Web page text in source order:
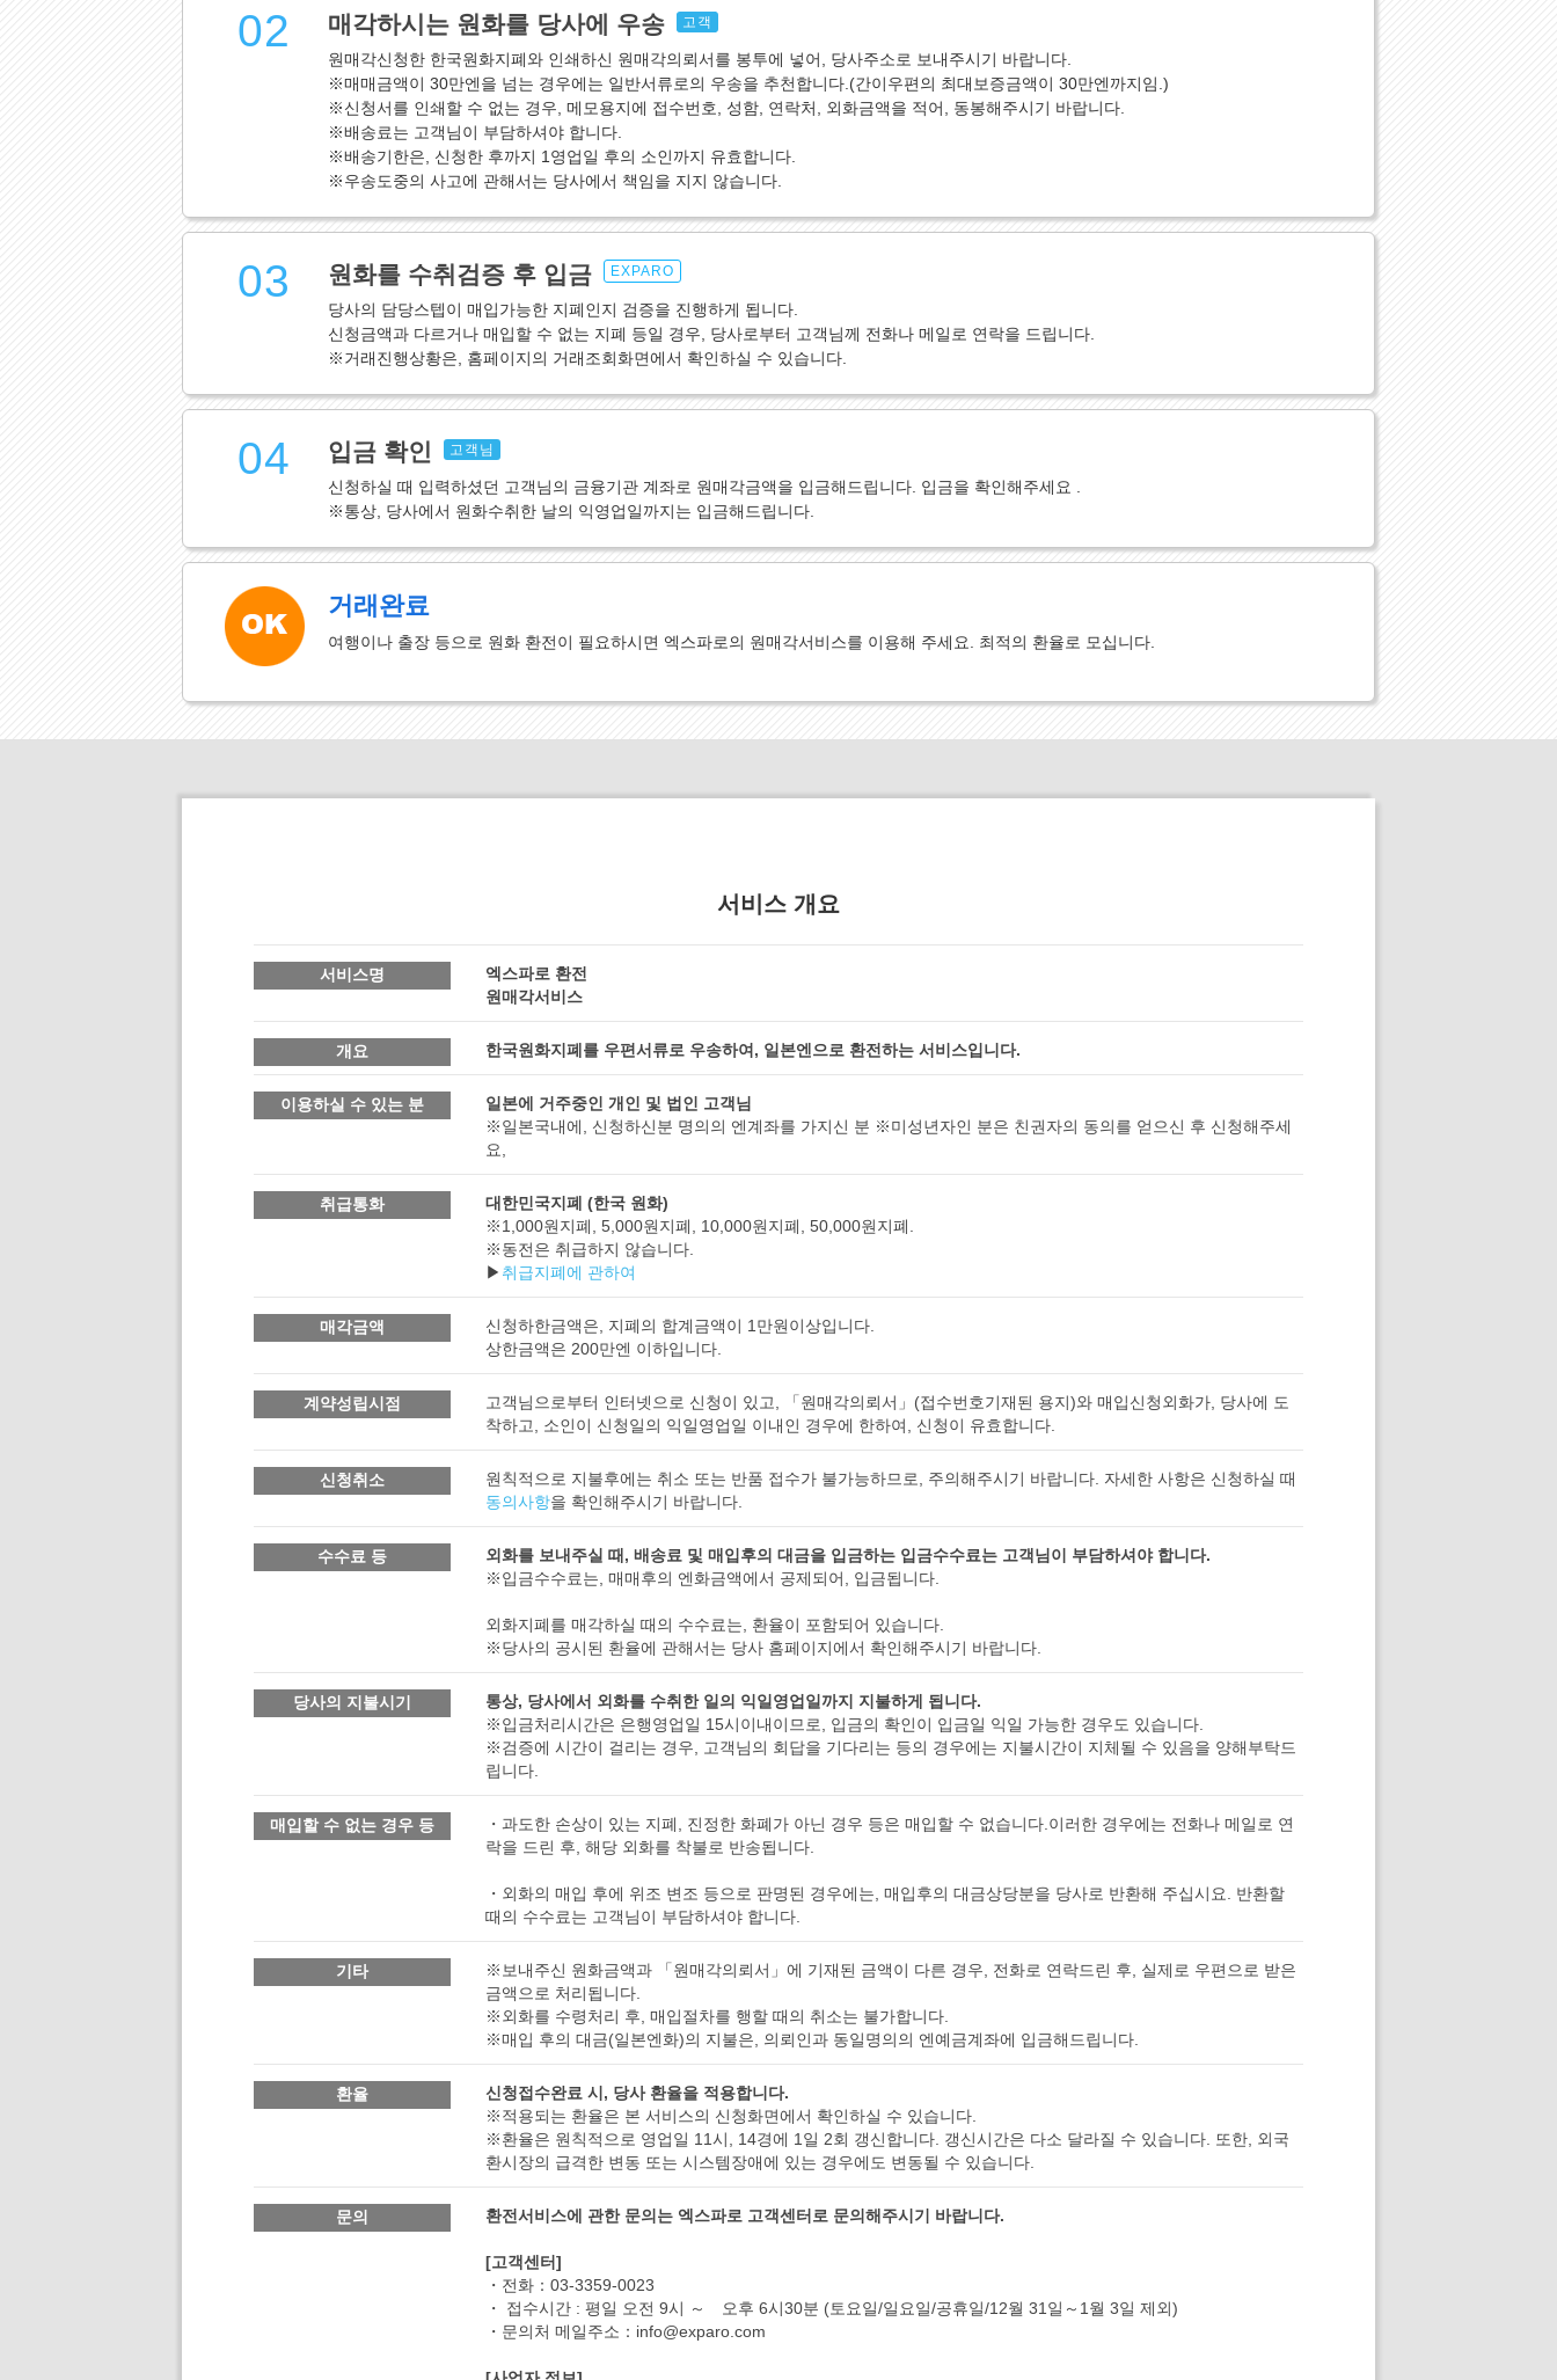
02 매각하시는 원화를 당사에 우송 고객
원매각신청한 한국원화지폐와 인쇄하신 원매각의뢰서를 봉투에 넣어, 당사주소로 보내주시기 바랍니다.
※매매금액이 30만엔을 넘는 경우에는 일반서류로의 우송을 추천합니다.(간이우편의 최대보증금액이 30만엔까지임.)
※신청서를 인쇄할 수 없는 경우, 메모용지에 접수번호, 성함, 연락처, 외화금액을 적어, 동봉해주시기 바랍니다.
※배송료는 고객님이 부담하셔야 합니다.
※배송기한은, 신청한 후까지 1영업일 후의 소인까지 유효합니다.
※우송도중의 사고에 관해서는 당사에서 책임을 지지 않습니다.
03 원화를 수취검증 후 입금 EXPARO
당사의 담당스텝이 매입가능한 지폐인지 검증을 진행하게 됩니다.
신청금액과 다르거나 매입할 수 없는 지폐 등일 경우, 당사로부터 고객님께 전화나 메일로 연락을 드립니다.
※거래진행상황은, 홈페이지의 거래조회화면에서 확인하실 수 있습니다.
04 입금 확인 고객님
신청하실 때 입력하셨던 고객님의 금융기관 계좌로 원매각금액을 입금해드립니다. 입금을 확인해주세요 .
※통상, 당사에서 원화수취한 날의 익영업일까지는 입금해드립니다.
거래완료
여행이나 출장 등으로 원화 환전이 필요하시면 엑스파로의 원매각서비스를 이용해 주세요. 최적의 환율로 모십니다.
서비스 개요
서비스명
엑스파로 환전
원매각서비스
개요 한국원화지폐를 우편서류로 우송하여, 일본엔으로 환전하는 서비스입니다.
이용하실 수 있는 분
일본에 거주중인 개인 및 법인 고객님
※일본국내에, 신청하신분 명의의 엔계좌를 가지신 분 ※미성년자인 분은 친권자의 동의를 얻으신 후 신청해주세
요,
취급통화
대한민국지폐 (한국 원화)
※1,000원지폐, 5,000원지폐, 10,000원지폐, 50,000원지폐.
※동전은 취급하지 않습니다.
▶ 취급지폐에 관하여
매각금액
신청하한금액은, 지폐의 합계금액이 1만원이상입니다.
상한금액은 200만엔 이하입니다.
계약성립시점
고객님으로부터 인터넷으로 신청이 있고, 「원매각의뢰서」(접수번호기재된 용지)와 매입신청외화가, 당사에 도
착하고, 소인이 신청일의 익일영업일 이내인 경우에 한하여, 신청이 유효합니다.
신청취소
원칙적으로 지불후에는 취소 또는 반품 접수가 불가능하므로, 주의해주시기 바랍니다. 자세한 사항은 신청하실 때
동의사항을 확인해주시기 바랍니다.
수수료 등
외화를 보내주실 때, 배송료 및 매입후의 대금을 입금하는 입금수수료는 고객님이 부담하셔야 합니다.
※입금수수료는, 매매후의 엔화금액에서 공제되어, 입금됩니다.
외화지폐를 매각하실 때의 수수료는, 환율이 포함되어 있습니다.
※당사의 공시된 환율에 관해서는 당사 홈페이지에서 확인해주시기 바랍니다.
당사의 지불시기
통상, 당사에서 외화를 수취한 일의 익일영업일까지 지불하게 됩니다.
※입금처리시간은 은행영업일 15시이내이므로, 입금의 확인이 입금일 익일 가능한 경우도 있습니다.
※검증에 시간이 걸리는 경우, 고객님의 회답을 기다리는 등의 경우에는 지불시간이 지체될 수 있음을 양해부탁드
립니다.
매입할 수 없는 경우 등
・과도한 손상이 있는 지폐, 진정한 화폐가 아닌 경우 등은 매입할 수 없습니다.이러한 경우에는 전화나 메일로 연
락을 드린 후, 해당 외화를 착불로 반송됩니다.
・외화의 매입 후에 위조 변조 등으로 판명된 경우에는, 매입후의 대금상당분을 당사로 반환해 주십시요. 반환할
때의 수수료는 고객님이 부담하셔야 합니다.
기타
※보내주신 원화금액과 「원매각의뢰서」에 기재된 금액이 다른 경우, 전화로 연락드린 후, 실제로 우편으로 받은
금액으로 처리됩니다.
※외화를 수령처리 후, 매입절차를 행할 때의 취소는 불가합니다.
※매입 후의 대금(일본엔화)의 지불은, 의뢰인과 동일명의의 엔예금계좌에 입금해드립니다.
환율
신청접수완료 시, 당사 환율을 적용합니다.
※적용되는 환율은 본 서비스의 신청화면에서 확인하실 수 있습니다.
※환율은 원칙적으로 영업일 11시, 14경에 1일 2회 갱신합니다. 갱신시간은 다소 달라질 수 있습니다. 또한, 외국
환시장의 급격한 변동 또는 시스템장애에 있는 경우에도 변동될 수 있습니다.
문의 환전서비스에 관한 문의는 엑스파로 고객센터로 문의해주시기 바랍니다.
[고객센터]
・전화：03-3359-0023
・ 접수시간 : 평일 오전 9시 ～ 오후 6시30분 (토요일/일요일/공휴일/12월 31일～1월 3일 제외)
・문의처 메일주소：info@exparo.com